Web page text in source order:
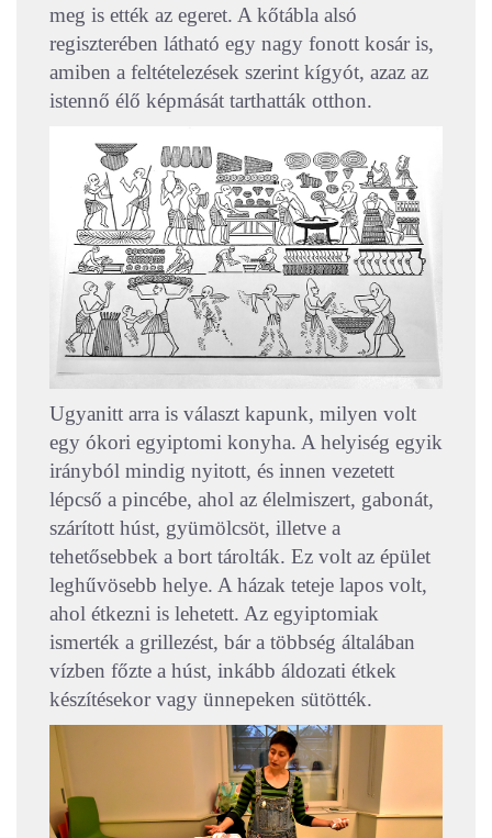
meg is ették az egeret. A kőtábla alsó
regiszterében látható egy nagy fonott kosár is,
amiben a feltételezések szerint kígyót, azaz az
istennő élő képmását tarthatták otthon.
Ugyanitt arra is választ kapunk, milyen volt
egy ókori egyiptomi konyha. A helyiség egyik
irányból mindig nyitott, és innen vezetett
lépcső a pincébe, ahol az élelmiszert, gabonát,
szárított húst, gyümölcsöt, illetve a
tehetősebbek a bort tárolták. Ez volt az épület
leghűvösebb helye. A házak teteje lapos volt,
ahol étkezni is lehetett. Az egyiptomiak
ismerték a grillezést, bár a többség általában
vízben főzte a húst, inkább áldozati étkek
készítésekor vagy ünnepeken sütötték.